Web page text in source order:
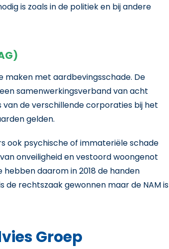
is zoals in de politiek en bij andere
maken met aardbevingsschade. De
samenwerkingsverband van acht
van de verschillende corporaties bij het
gelden.
ook psychische of immateriële schade
onveiligheid en vestoord woongenot
daarom in 2018 de handen
de rechtszaak gewonnen maar de NAM is
Groep